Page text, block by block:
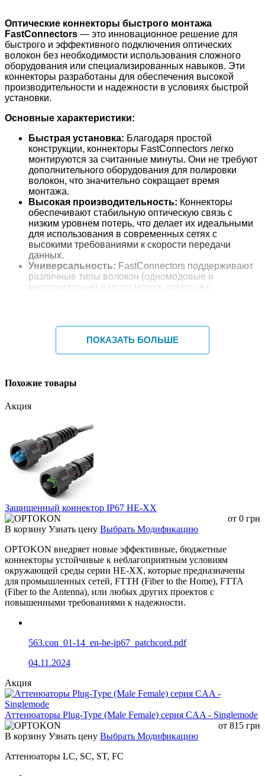
Оптические коннекторы быстрого монтажа
FastConnectors — это инновационное решение для
быстрого и эффективного подключения оптических
волокон без необходимости использования сложного
оборудования или специализированных навыков. Эти
коннекторы разработаны для обеспечения высокой
производительности и надежности в условиях быстрой
установки.
Основные характеристики:
Быстрая установка: Благодаря простой
конструкции, коннекторы FastConnectors легко
монтируются за считанные минуты. Они не требуют
дополнительного оборудования для полировки
волокон, что значительно сокращает время
монтажа.
Высокая производительность: Коннекторы
обеспечивают стабильную оптическую связь с
низким уровнем потерь, что делает их идеальными
для использования в современных сетях с
высокими требованиями к скорости передачи
данных.
Универсальность: FastConnectors поддерживают
различные типы волокон (одномодовые и
многомодовые) и могут использоваться с
Надежность:Коннекторы имеют прочную
конструкцию, обеспечивающую защиту от
механических повреждений и воздействия
открытом воздухе.
отсутствию необходимости в дорогом
позволяет значительно снизить расходы на
установку и обслуживание сети.
Применение:
Оптические коннекторы быстрого монтажа
FastConnectors идеально подходят для использования в
корпоративных сетях, дата-центрах, телекоммуникациях,
а также в проектах, где важны скорость и эффективность
установки.
Fast Connectors - type FC-FC_A
Тип SM UPC SM APC
MM UPC
Внутренний Ø феруля
125,5 мкм
127,0 мкм
Затухание
@1310nm <
0.35дБ
@850 нм <
0,35дБ
Обратимые потери
> 50дБ > 60дБ
Температура
-40 - +85С
Количество
Диаметр кабеля
Fast Connectors - type FC-FC_B
SM UPC
Внутренний Ø феруля
ПОКАЗАТЬ БОЛЬШЕ
Похожие товары
Акция
Защищенный коннектор IP67 HE-XX
от 0 грн
В корзину Узнать цену Выбрать Модификацию
OPTOKON внедряет новые эффективные, бюджетные
коннекторы устойчивые к неблагоприятным условиям
окружающей среды серии HE-XX, которые предназначены
для промышленных сетей, FTTH (Fiber to the Home), FTTA
(Fiber to the Antenna), или любых других проектов с
повышенными требованиями к надежности.
563.con_01-14_en-he-ip67_patchcord.pdf
04.11.2024
Акция
Аттенюаторы Plug-Type (Male Female) серия CAA - Singlemode
от 815 грн
В корзину Узнать цену Выбрать Модификацию
Аттенюаторы LC, SC, ST, FC